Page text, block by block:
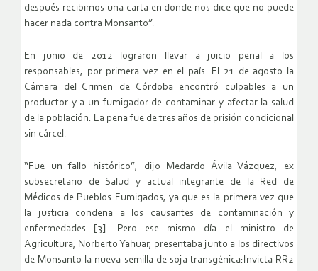
después recibimos una carta en donde nos dice que no puede
hacer nada contra Monsanto”.
En junio de 2012 lograron llevar a juicio penal a los
responsables, por primera vez en el país. El 21 de agosto la
Cámara del Crimen de Córdoba encontró culpables a un
productor y a un fumigador de contaminar y afectar la salud
de la población. La pena fue de tres años de prisión condicional
sin cárcel.
“Fue un fallo histórico”, dijo Medardo Ávila Vázquez, ex
subsecretario de Salud y actual integrante de la Red de
Médicos de Pueblos Fumigados, ya que es la primera vez que
la justicia condena a los causantes de contaminación y
enfermedades [3]. Pero ese mismo día el ministro de
Agricultura, Norberto Yahuar, presentaba junto a los directivos
de Monsanto la nueva semilla de soja transgénica:Invicta RR2